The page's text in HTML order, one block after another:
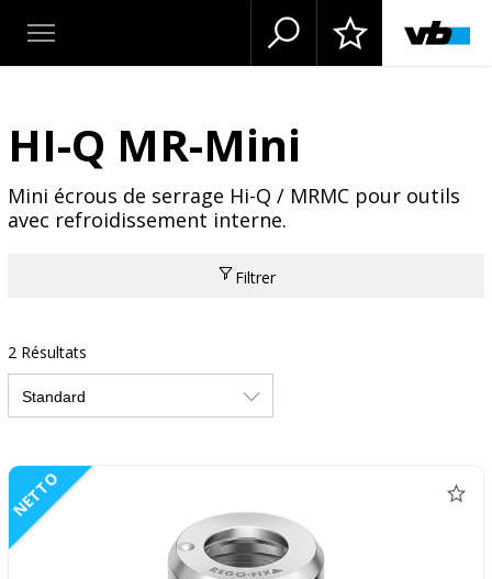
HI-Q MR-Mini
Mini écrous de serrage Hi-Q / MRMC pour outils
avec refroidissement interne.
Filtrer
2 Résultats
NETTO